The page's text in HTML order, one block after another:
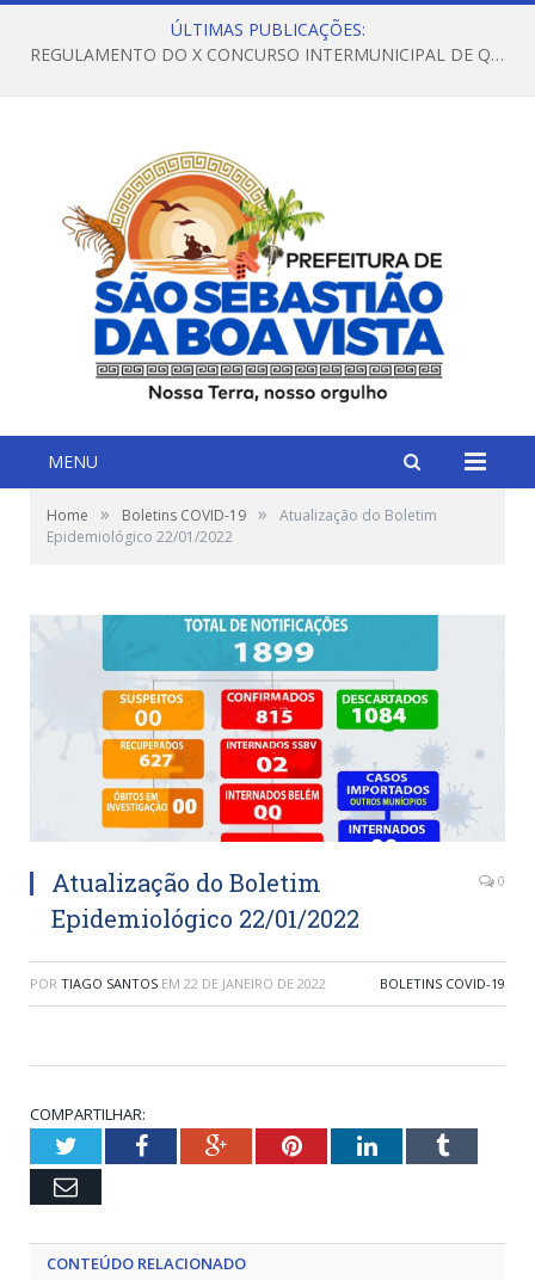
ÚLTIMAS PUBLICAÇÕES:
REGULAMENTO DO X CONCURSO INTERMUNICIPAL DE QUADRILHAS JUNINAS – 2026 – ARRAIÁ DA VENEZA
MENU
Home » Boletins COVID-19 »
Atualização do Boletim
Epidemiológico 22/01/2022
Atualização do Boletim
Epidemiológico 22/01/2022
0
POR TIAGO SANTOS EM 22 DE JANEIRO DE 2022 BOLETINS COVID-19
COMPARTILHAR:
TwitterFacebookGoogle+PinterestLinkedInTumblr
Email
CONTEÚDO RELACIONADO